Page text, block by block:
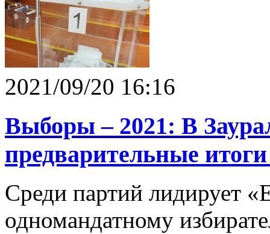
2021/09/20 16:16
Выборы – 2021: В
предварительные
Среди партий лидирует
одномандатному